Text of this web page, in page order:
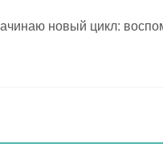
новый цикл: